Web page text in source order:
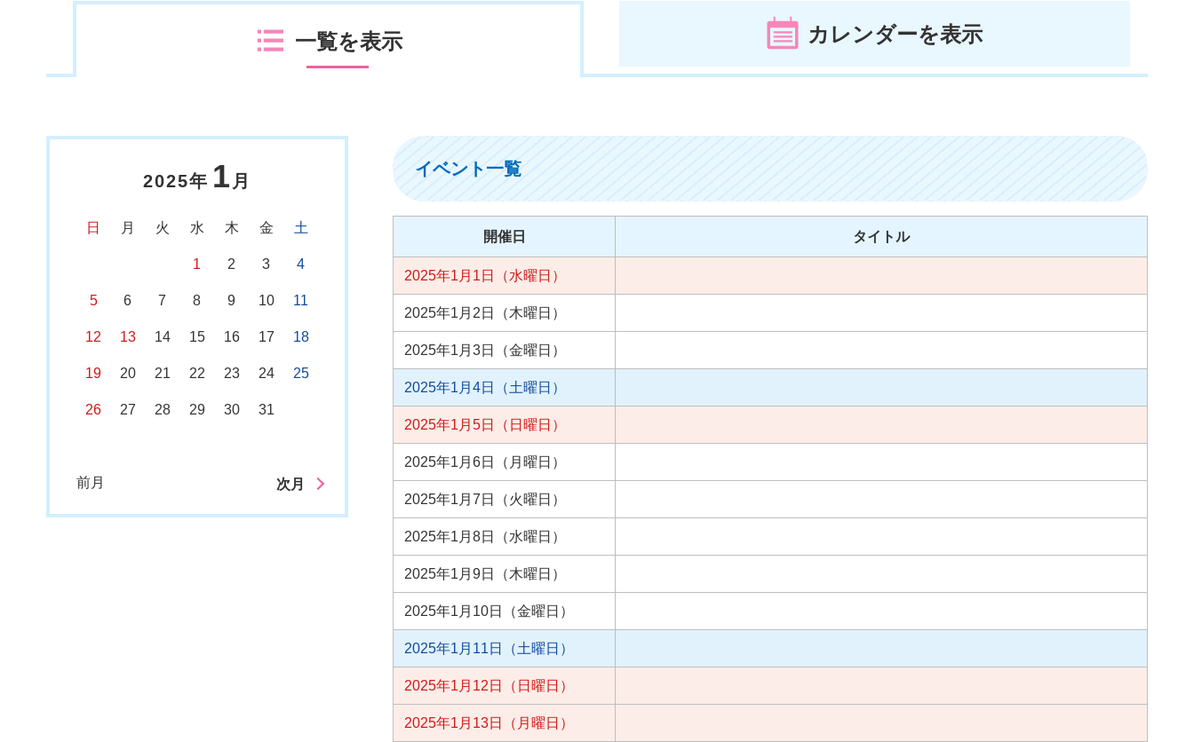
一覧を表示 カレンダーを表示
2025年 1 月
日 月 火 水 木 金 土
1 2 3 4
5 6 7 8 9 10 11
12 13 14 15 16 17 18
19 20 21 22 23 24 25
26 27 28 29 30 31
前月 次月
イベント一覧
開催日 タイトル
2025年1月1日（水曜日）
2025年1月2日（木曜日）
2025年1月3日（金曜日）
2025年1月4日（土曜日）
2025年1月5日（日曜日）
2025年1月6日（月曜日）
2025年1月7日（火曜日）
2025年1月8日（水曜日）
2025年1月9日（木曜日）
2025年1月10日（金曜日）
2025年1月11日（土曜日）
2025年1月12日（日曜日）
2025年1月13日（月曜日）